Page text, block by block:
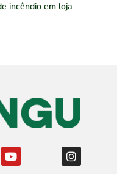
incêndio em loja